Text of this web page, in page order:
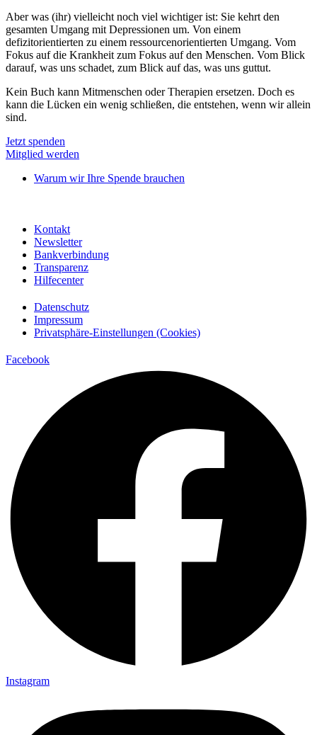
Aber was (ihr) vielleicht noch viel wichtiger ist: Sie kehrt den
gesamten Umgang mit Depressionen um. Von einem
defizitorientierten zu einem ressourcenorientierten Umgang. Vom
Fokus auf die Krankheit zum Fokus auf den Menschen. Vom Blick
darauf, was uns schadet, zum Blick auf das, was uns guttut.
Kein Buch kann Mitmenschen oder Therapien ersetzen. Doch es
kann die Lücken ein wenig schließen, die entstehen, wenn wir allein
sind.
Jetzt spenden
Mitglied werden
Warum wir Ihre Spende brauchen
Kontakt
Newsletter
Bankverbindung
Transparenz
Hilfecenter
Datenschutz
Impressum
Privatsphäre-Einstellungen (Cookies)
Facebook
Instagram